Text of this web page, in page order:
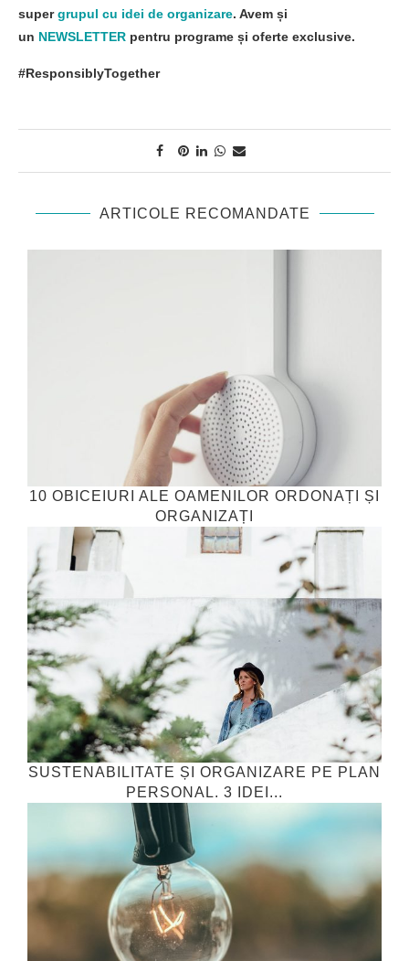
supergrupul cu idei de organizare. Avem și
un NEWSLETTER pentru programe și oferte exclusive.
#ResponsiblyTogether
ARTICOLE RECOMANDATE
10 OBICEIURI ALE OAMENILOR ORDONAȚI ȘI
ORGANIZAȚI
SUSTENABILITATE ȘI ORGANIZARE PE PLAN
PERSONAL. 3 IDEI...